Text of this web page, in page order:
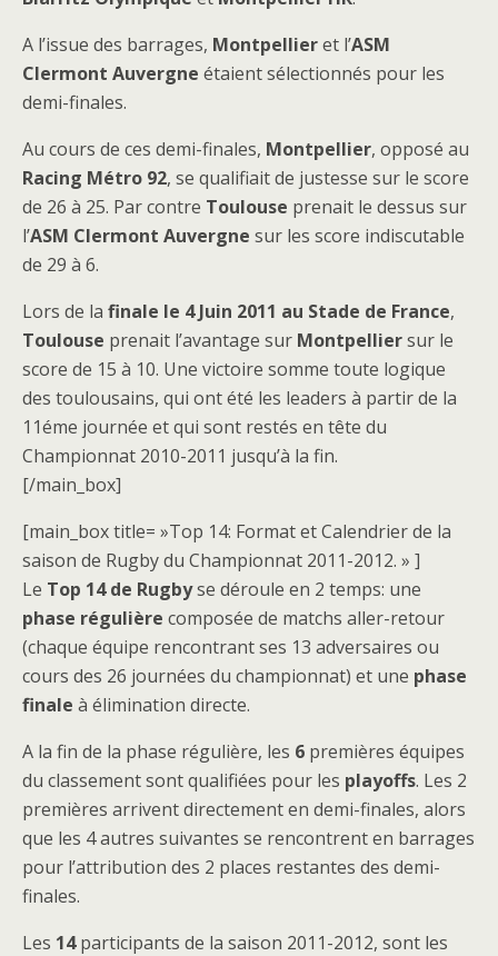
A l’issue des barrages, Montpellieret l’ASM
Clermont Auvergne étaient sélectionnés pour les
demi-finales.
Au cours de ces demi-finales, Montpellier, opposé au
Racing Métro 92, se qualifiait de justesse sur le score
de 26 à 25. Par contre Toulouse prenait le dessus sur
l’ASM Clermont Auvergne sur les score indiscutable
de 29 à 6.
Lors de la finale le 4 Juin 2011 au Stade de France,
Toulouse prenait l’avantage sur Montpelliersur le
score de 15 à 10. Une victoire somme toute logique
des toulousains, qui ont été les leaders à partir de la
11éme journée et qui sont restés en tête du
Championnat 2010-2011 jusqu’à la fin.
[/main_box]
[main_box title= »Top 14: Format et Calendrier de la
saison de Rugby du Championnat 2011-2012. » ]
Le Top 14 de Rugbyse déroule en 2 temps: une
phase régulière composée de matchs aller-retour
(chaque équipe rencontrant ses 13 adversaires ou
cours des 26 journées du championnat) et une phase
finale à élimination directe.
A la fin de la phase régulière, les 6 premières équipes
du classement sont qualifiées pour les playoffs. Les 2
premières arrivent directement en demi-finales, alors
que les 4 autres suivantes se rencontrent en barrages
pour l’attribution des 2 places restantes des demi-
finales.
Les 14participants de la saison 2011-2012, sont les